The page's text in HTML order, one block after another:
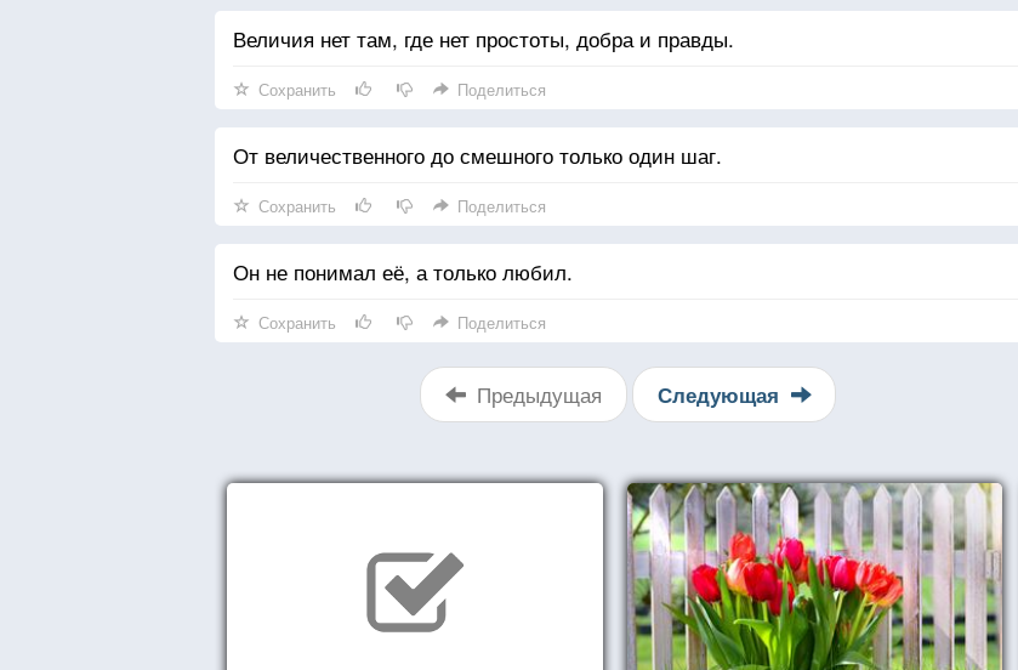
Величия нет там, где нет простоты, добра и правды.
Сохранить Поделиться
От величественного до смешного только один шаг.
Сохранить Поделиться
Он не понимал её, а только любил.
Сохранить Поделиться
Предыдущая Следующая